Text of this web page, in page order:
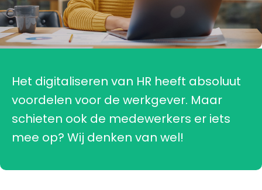
Het digitaliseren van HR heeft absoluut
voordelen voor de werkgever. Maar
schieten ook de medewerkers er iets
mee op? Wij denken van wel!